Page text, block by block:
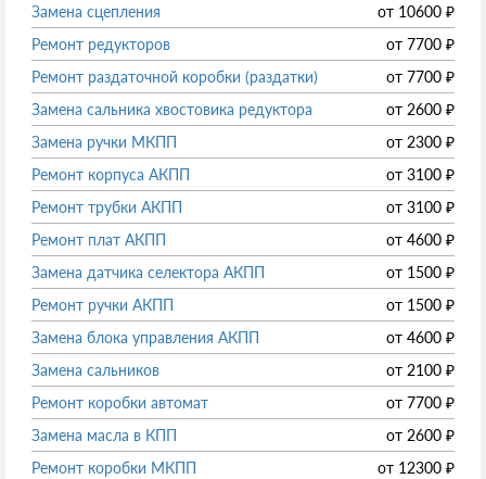
Замена сцепления
от 10600 ₽
Ремонт редукторов
от 7700 ₽
Ремонт раздаточной коробки (раздатки)
от 7700 ₽
Замена сальника хвостовика редуктора
от 2600 ₽
Замена ручки МКПП
от 2300 ₽
Ремонт корпуса АКПП
от 3100 ₽
Ремонт трубки АКПП
от 3100 ₽
Ремонт плат АКПП
от 4600 ₽
Замена датчика селектора АКПП
от 1500 ₽
Ремонт ручки АКПП
от 1500 ₽
Замена блока управления АКПП
от 4600 ₽
Замена сальников
от 2100 ₽
Ремонт коробки автомат
от 7700 ₽
Замена масла в КПП
от 2600 ₽
Ремонт коробки МКПП
от 12300 ₽